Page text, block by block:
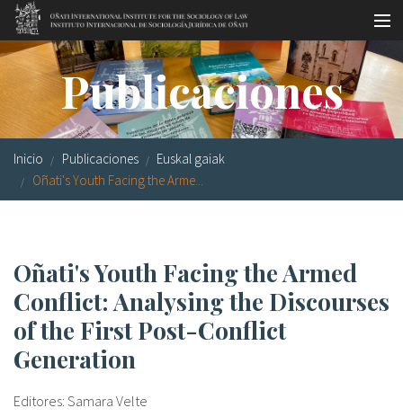
Pasar al contenido principal
Master oficial
Workshops
Visitas
Biblioteca
Becas
Investigación
Publicaciones
Inicio Publicaciones
Euskal gaiak
Oñati's Youth Facing the Arme...
Oñati's Youth Facing the Armed
Conflict: Analysing the Discourses
of the First Post-Conflict
Generation
Editores: Samara Velte